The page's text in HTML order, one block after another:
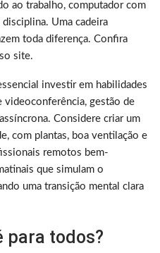
ao trabalho, computador com
Uma cadeira
toda diferença. Confira
site.
investir em habilidades
videoconferência, gestão de
Considere criar um
com plantas, boa ventilação e
remotos bem-
que simulam o
uma transição mental clara
para todos?